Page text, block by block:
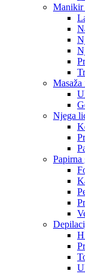
Manikir
Masaža
Njega
Papirna